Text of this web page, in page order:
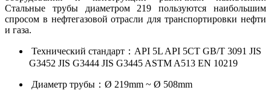
Стальные трубы диаметром 219 пользуются наибольшим
спросом в нефтегазовой отрасли для транспортировки нефти
и газа.
Технический стандарт：API 5L API 5CT GB/T 3091 JIS
G3452 JIS G3444 JIS G3445 ASTM A513 EN 10219
Диаметр трубы：Ø 219mm ~ Ø 508mm